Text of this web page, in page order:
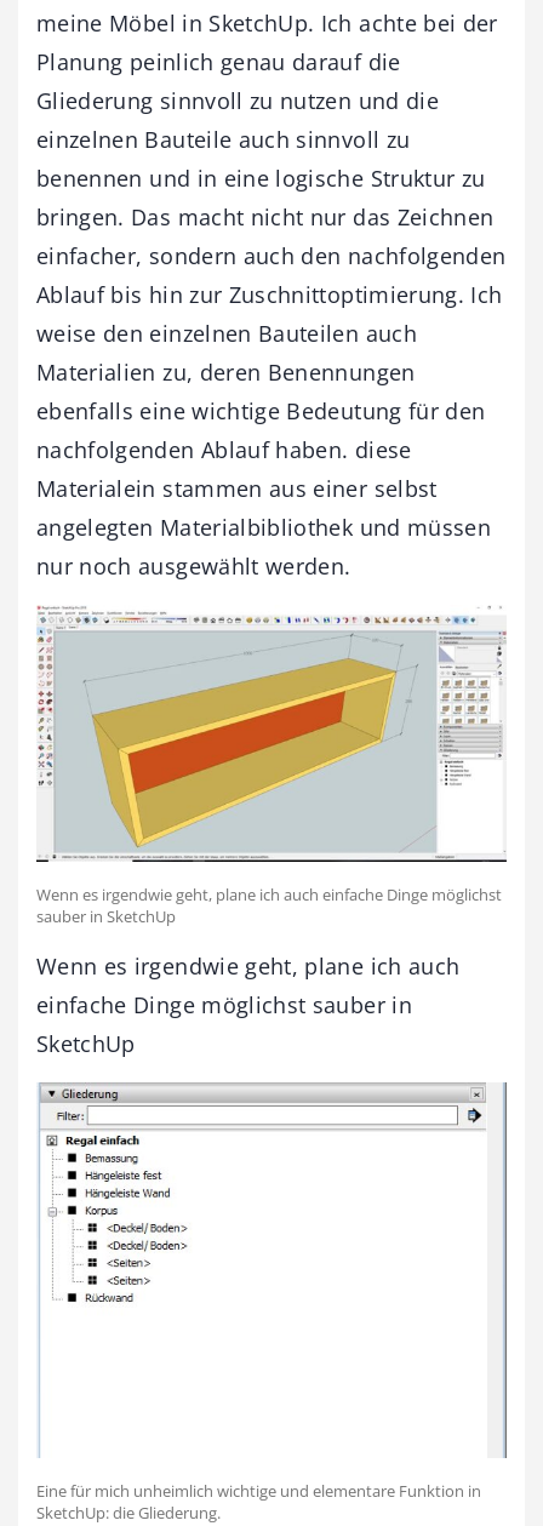
meine Möbel in SketchUp. Ich achte bei der
Planung peinlich genau darauf die
Gliederung sinnvoll zu nutzen und die
einzelnen Bauteile auch sinnvoll zu
benennen und in eine logische Struktur zu
bringen. Das macht nicht nur das Zeichnen
einfacher, sondern auch den nachfolgenden
Ablauf bis hin zur Zuschnittoptimierung. Ich
weise den einzelnen Bauteilen auch
Materialien zu, deren Benennungen
ebenfalls eine wichtige Bedeutung für den
nachfolgenden Ablauf haben. diese
Materialein stammen aus einer selbst
angelegten Materialbibliothek und müssen
nur noch ausgewählt werden.
Wenn es irgendwie geht, plane ich auch einfache Dinge möglichst
sauber in SketchUp
Wenn es irgendwie geht, plane ich auch
einfache Dinge möglichst sauber in
SketchUp
Eine für mich unheimlich wichtige und elementare Funktion in
SketchUp: die Gliederung.